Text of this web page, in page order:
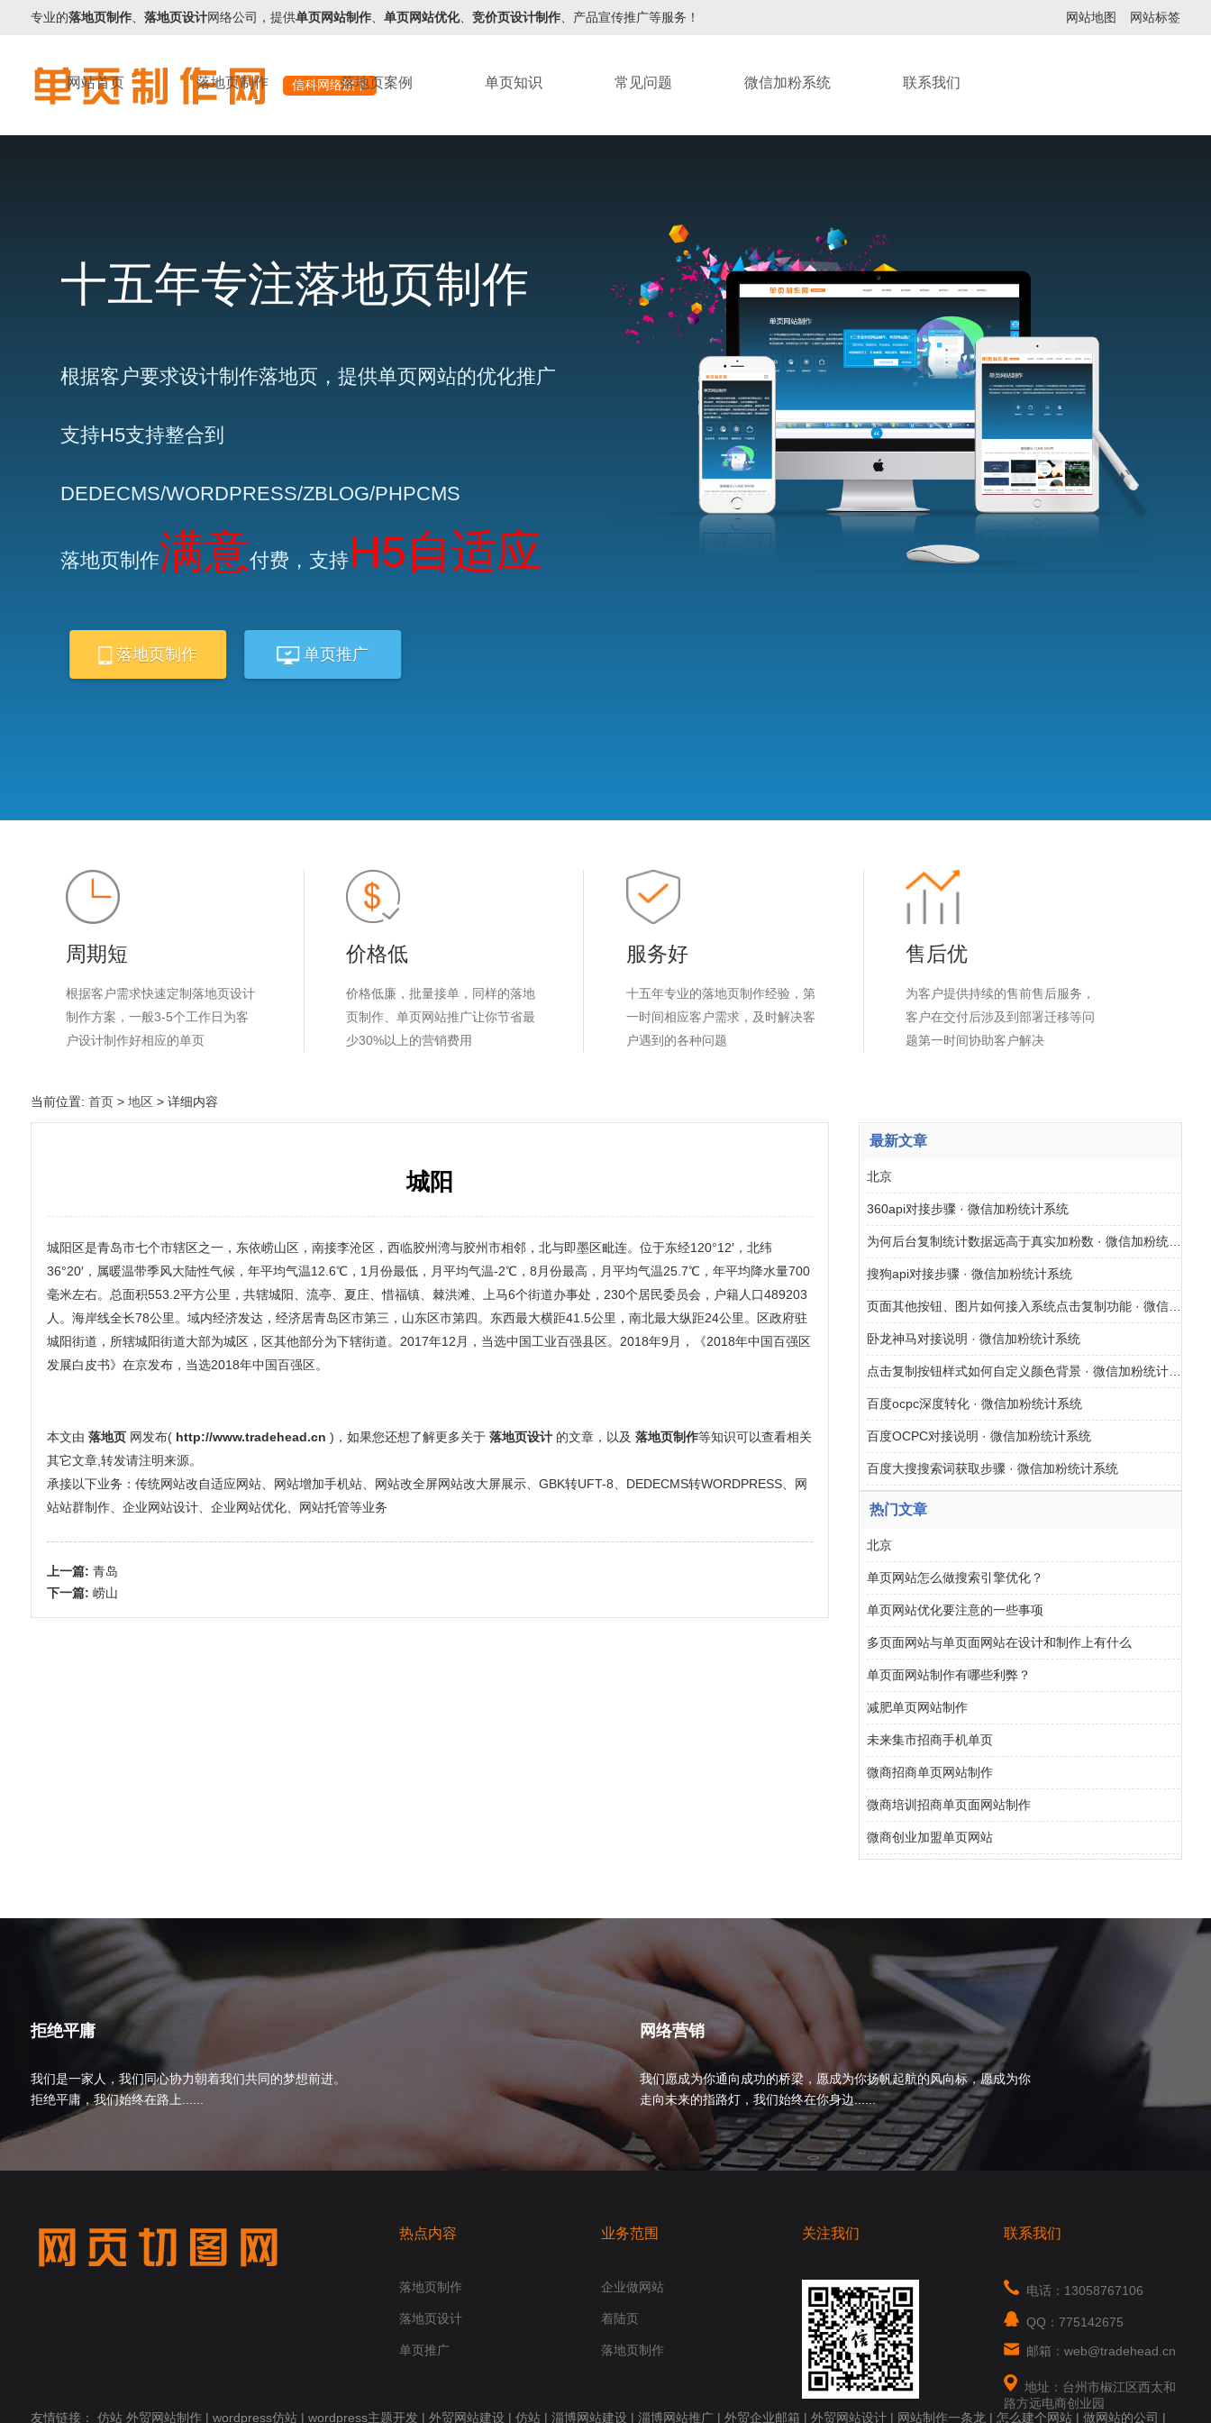
专业的落地页制作、 落地页设计网络公司，提供单页网站制作、 单页网站优化、 竞价页设计制作、产品宣传推广等服务！ 网站地图 网站标签
信科网络旗下
网站首页 落地页制作 落地页案例 单页知识 常见问题 微信加粉系统 联系我们
十五年专注落地页制作
根据客户要求设计制作落地页，提供单页网站的优化推广
支持H5支持整合到
DEDECMS/WORDPRESS/ZBLOG/PHPCMS
落地页制作满意付费，支持H5自适应
落地页制作 单页推广
周期短
根据客户需求快速定制落地页设计
制作方案，一般3-5个工作日为客
户设计制作好相应的单页
价格低
价格低廉，批量接单，同样的落地
页制作、单页网站推广让你节省最
少30%以上的营销费用
服务好
十五年专业的落地页制作经验，第
一时间相应客户需求，及时解决客
户遇到的各种问题
售后优
为客户提供持续的售前售后服务，
客户在交付后涉及到部署迁移等问
题第一时间协助客户解决
当前位置: 首页> 地区> 详细内容
城阳
城阳区是青岛市七个市辖区之一，东依崂山区，南接李沧区，西临胶州湾与胶州市相邻，北与即墨区毗连。位于东经120°12′，北纬
36°20′，属暖温带季风大陆性气候，年平均气温12.6℃，1月份最低，月平均气温-2℃，8月份最高，月平均气温25.7℃，年平均降水量700
毫米左右。总面积553.2平方公里，共辖城阳、流亭、夏庄、惜福镇、棘洪滩、上马6个街道办事处，230个居民委员会，户籍人口489203
人。海岸线全长78公里。域内经济发达，经济居青岛区市第三，山东区市第四。东西最大横距41.5公里，南北最大纵距24公里。区政府驻
城阳街道，所辖城阳街道大部为城区，区其他部分为下辖街道。2017年12月，当选中国工业百强县区。2018年9月，《2018年中国百强区
发展白皮书》在京发布，当选2018年中国百强区。
本文由 落地页 网发布( http://www.tradehead.cn )，如果您还想了解更多关于落地页设计 的文章，以及落地页制作等知识可以查看相关
其它文章,转发请注明来源。
承接以下业务：传统网站改自适应网站、网站增加手机站、网站改全屏网站改大屏展示、GBK转UFT-8、DEDECMS转WORDPRESS、网
站站群制作、企业网站设计、企业网站优化、网站托管等业务
上一篇:青岛
下一篇:崂山
最新文章
北京
360api对接步骤 · 微信加粉统计系统
为何后台复制统计数据远高于真实加粉数 · 微信加粉统计系统
搜狗api对接步骤 · 微信加粉统计系统
页面其他按钮、图片如何接入系统点击复制功能 · 微信加粉统计系统
卧龙神马对接说明 · 微信加粉统计系统
点击复制按钮样式如何自定义颜色背景 · 微信加粉统计系统
百度ocpc深度转化 · 微信加粉统计系统
百度OCPC对接说明 · 微信加粉统计系统
百度大搜搜索词获取步骤 · 微信加粉统计系统
热门文章
北京
单页网站怎么做搜索引擎优化？
单页网站优化要注意的一些事项
多页面网站与单页面网站在设计和制作上有什么
单页面网站制作有哪些利弊？
减肥单页网站制作
未来集市招商手机单页
微商招商单页网站制作
微商培训招商单页面网站制作
微商创业加盟单页网站
拒绝平庸
我们是一家人，我们同心协力朝着我们共同的梦想前进。
拒绝平庸，我们始终在路上......
网络营销
我们愿成为你通向成功的桥梁，愿成为你扬帆起航的风向标，愿成为你
走向未来的指路灯，我们始终在你身边......
热点内容
落地页制作
落地页设计
单页推广
业务范围
企业做网站
着陆页
落地页制作
关注我们 联系我们
电话：13058767106
QQ：775142675
邮箱：web@tradehead.cn
地址：台州市椒江区西太和
路方远电商创业园
友情链接： 仿站 外贸网站制作| wordpress仿站| wordpress主题开发| 外贸网站建设 | 仿站| 淄博网站建设 | 淄博网站推广| 外贸企业邮箱 | 外贸网站设计| 网站制作一条龙 | 怎么建个网站| 做网站的公司 |